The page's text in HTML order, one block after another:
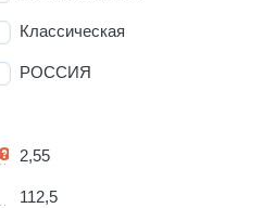
Классическая
РОССИЯ
2,55
112,5